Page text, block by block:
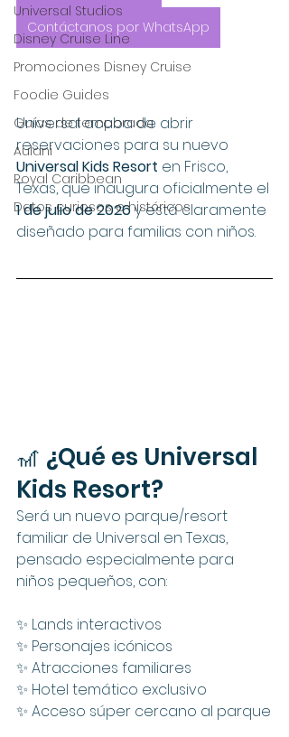
Universal Studios
Disney Cruise Line
Promociones Disney Cruise
Foodie Guides
Guías de temporada
Aulani
Royal Caribbean
Datos curiosos e históricos
Contáctanos por WhatsApp
Universal acaba de abrir
reservaciones para su nuevo
Universal Kids Resort en Frisco,
Texas, que inaugura oficialmente el
1 de julio de 2026 y está claramente
diseñado para familias con niños.
🎢 ¿Qué es Universal
Kids Resort?
Será un nuevo parque/resort
familiar de Universal en Texas,
pensado especialmente para
niños pequeños, con:
✨ Lands interactivos
✨ Personajes icónicos
✨ Atracciones familiares
✨ Hotel temático exclusivo
✨ Acceso súper cercano al parque